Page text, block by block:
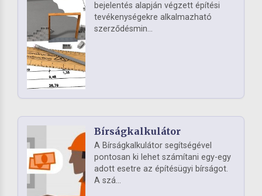
bejelentés alapján végzett építési
tevékenységekre alkalmazható
szerződésmin...
Bírságkalkulátor
A Bírságkalkulátor segítségével
pontosan ki lehet számítani egy-egy
adott esetre az építésügyi bírságot.
A szá...